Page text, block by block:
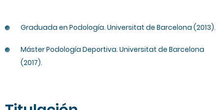
Graduada en Podología. Universitat de Barcelona (2013).
Máster Podología Deportiva. Universitat de Barcelona
(2017).